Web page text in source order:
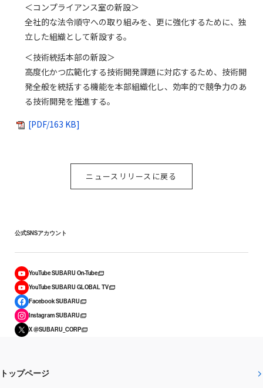
＜コンプライアンス室の新設＞
全社的な法令順守への取り組みを、更に強化するために、独
立した組織として新設する。
＜技術統括本部の新設＞
高度化かつ広範化する技術開発課題に対応するため、技術開
発全般を統括する機能を本部組織化し、効率的で競争力のあ
る技術開発を推進する。
[PDF/163 KB]
ニュースリリースに戻る
公式SNSアカウント
YouTube SUBARU On-Tube
YouTube SUBARU GLOBAL TV
Facebook SUBARU
Instagram SUBARU
X @SUBARU_CORP
トップページ